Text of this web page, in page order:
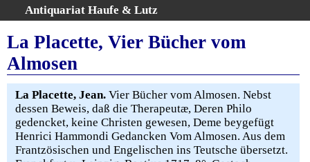
Antiquariat Haufe & Lutz
Home
Gesamtbestand
Erweiterte Suche
Kategorien
Schlagwörter
Warenkorb
La Placette, Vier Bücher vom
Almosen
La Placette, Jean. Vier Bücher vom Almosen. Nebst
dessen Beweis, daß die Therapeutæ, Deren Philo
gedencket, keine Christen gewesen, Deme beygefügt
Henrici Hammondi Gedancken Vom Almosen. Aus dem
Frantzösischen und Engelischen ins Teutsche übersetzt.